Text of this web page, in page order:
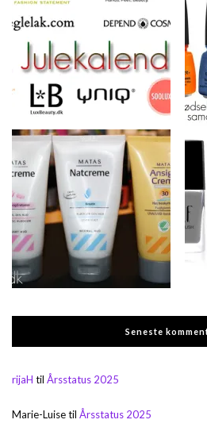
Seneste
rijaH til Årsstatus 2025
Marie-Luisetil Årsstatus 2025